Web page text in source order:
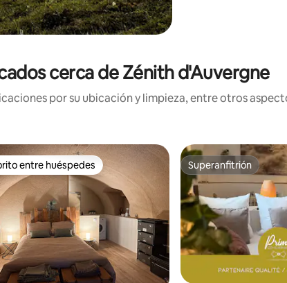
cerca de Zénith d'Auvergne
por su ubicación y limpieza, entre otros
entre huéspedes
entre huéspedes Superanfitrión
Superanfitrión